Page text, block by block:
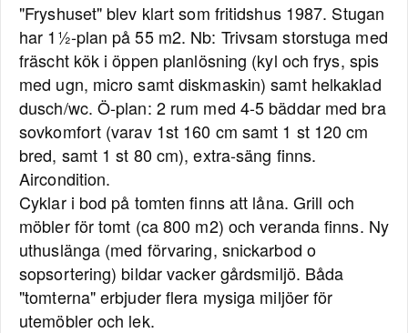
"Fryshuset" blev klart som fritidshus 1987. Stugan
har 1½-plan på 55 m2. Nb: Trivsam storstuga med
fräscht kök i öppen planlösning (kyl och frys, spis
med ugn, micro samt diskmaskin) samt helkaklad
dusch/wc. Ö-plan: 2 rum med 4-5 bäddar med bra
sovkomfort (varav 1st 160 cm samt 1 st 120 cm
bred, samt 1 st 80 cm), extra-säng finns.
Aircondition.
Cyklar i bod på tomten finns att låna. Grill och
möbler för tomt (ca 800 m2) och veranda finns. Ny
uthuslänga (med förvaring, snickarbod o
sopsortering) bildar vacker gårdsmiljö. Båda
"tomterna" erbjuder flera mysiga miljöer för
utemöbler och lek.